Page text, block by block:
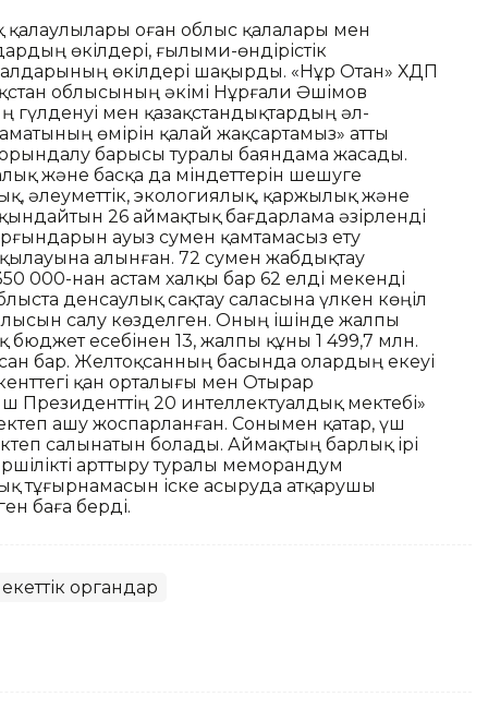
қалаулылары оған облыс қалалары мен
өкілдері, ғылыми-өндірістік
өкілдері шақырды. «Нұр Отан» ХДП
облысының әкімі Нұрғали Әшімов
гүлденуі мен қазақстандықтардың әл-
өмірін қалай жақсартамыз» атты
барысы туралы баяндама жасады.
және басқа да міндеттерін шешуге
әлеуметтік, экологиялық, қаржылық және
26 аймақтық бағдарлама әзірленді
ауыз сумен қамтамасыз ету
алынған. 72 сумен жабдықтау
000-нан астам халқы бар 62 елді мекенді
денсаулық сақтау саласына үлкен көңіл
салу көзделген. Оның ішінде жалпы
есебінен 13, жалпы құны 1 499,7 млн.
бар. Желтоқсанның басында олардың екеуі
қан орталығы мен Отырар
Президенттің 20 интеллектуалдық мектебі»
ашу жоспарланған. Сонымен қатар, үш
салынатын болады. Аймақтың барлық ірі
арттыру туралы меморандум
тұғырнамасын іске асыруда атқарушы
баға берді.
органдар